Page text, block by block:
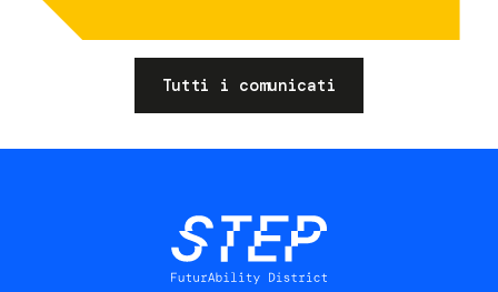
Tutti i comunicati